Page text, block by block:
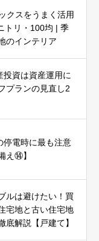
クスをうまく活用
トリ・100均 | 季
のインテリア
投資は資産運用に
プランの見直し2
停電時に最も注意
え⑭】
ルは避けたい！買
宅地と古い住宅地
底解説【戸建て】